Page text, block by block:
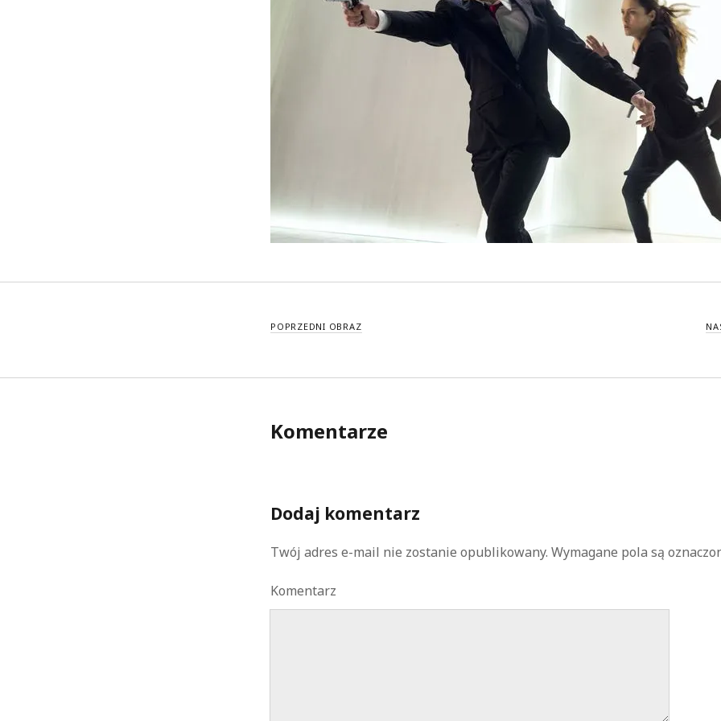
Knausgård komedie komedie romantyczne kryminał
Londyn NetflixNowy Jork
polskie filmy sci-fi science-
serial BBC thriller USAWarszawa
Wydawnictwo Muza
Wydawnictwo Uniwersytetu
Jagiellońskiego
Wydawnictwo ZnakXIX
XVIII wiek XX wiek
POPRZEDNI OBRAZ
Komentarze
Dodaj komentarz
Twój adres e-mail nie zostanie opublikowany. Wymagane pola są
Komentarz